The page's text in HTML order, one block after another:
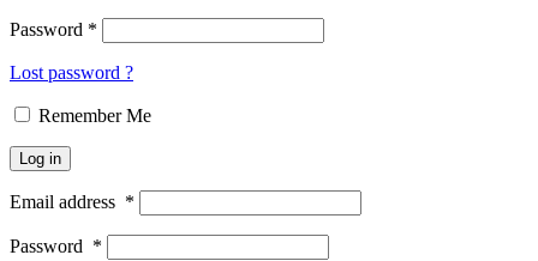
Password *
Lost password ?
Remember Me
Log in
Email address *
Password *